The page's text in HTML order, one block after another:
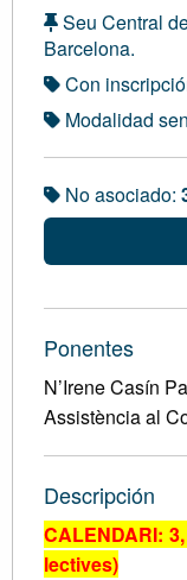
Seu Central
Barcelona.
Con
Modalidad
No asociado:
Ponentes
N’Irene Casín
Assistència al
Descripción
CALENDARI:
lectives)